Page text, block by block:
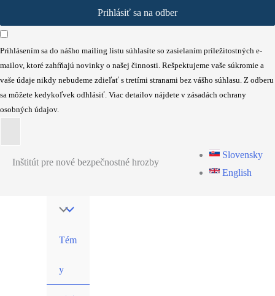
Prihlásiť sa na odber
Prihlásením sa do nášho mailing listu súhlasíte so zasielaním príležitostných e-
mailov, ktoré zahŕňajú novinky o našej činnosti. Rešpektujeme vaše súkromie a
vaše údaje nikdy nebudeme zdieľať s tretími stranami bez vášho súhlasu. Z odberu
sa môžete kedykoľvek odhlásiť. Viac detailov nájdete v zásadách ochrany
osobných údajov.
Inštitút pre nové bezpečnostné hrozby
Slovensky
English
Tém
y